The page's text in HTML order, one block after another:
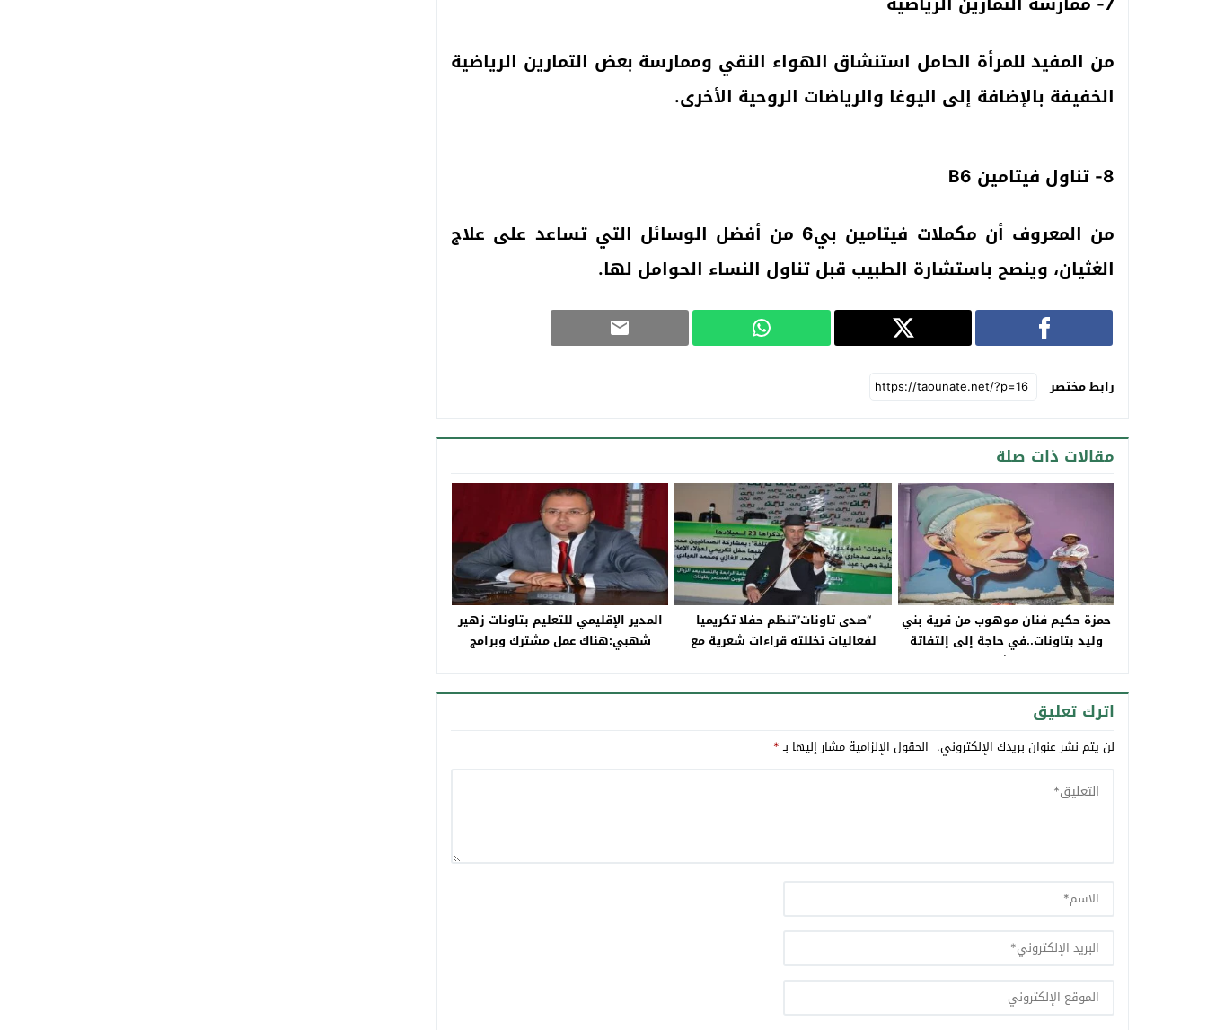
من المفيد للمرأة الحامل استنشاق الهواء النقي وممارسة بعض التمارين الرياضية
الخفيفة بالإضافة إلى اليوغا والرياضات الروحية الأخرى.
8- تناول فيتامين B6
من المعروف أن مكملات فيتامين بي6 من أفضل الوسائل التي تساعد على علاج
الغثيان، وينصح باستشارة الطبيب قبل تناول النساء الحوامل لها.
رابط مختصر
مقالات ذات صلة
حمزة حكيم فنان موهوب من قرية بني
وليد بتاونات..في حاجة إلى إلتفاتة
والتشجيع
“صدى تاونات”تنظم حفلا تكريميا
لفعاليات تخللته قراءات شعرية مع
المدير الإقليمي للتعليم بتاونات زهير
شهبي:هناك عمل مشترك وبرامج
اترك تعليق
لن يتم نشر عنوان بريدك الإلكتروني. الحقول الإلزامية مشار إليها بـ*